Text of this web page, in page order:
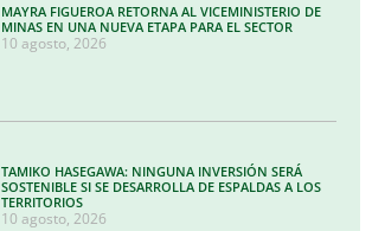
MAYRA FIGUEROA RETORNA AL VICEMINISTERIO DE
MINAS EN UNA NUEVA ETAPA PARA EL SECTOR
10 agosto, 2026
TAMIKO HASEGAWA: NINGUNA INVERSIÓN SERÁ
SOSTENIBLE SI SE DESARROLLA DE ESPALDAS A LOS
TERRITORIOS
10 agosto, 2026